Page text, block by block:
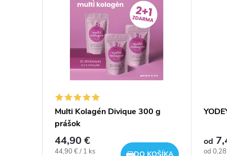
Multi Kolagén Divique 300 g
prášok
44,90 €
Jednotková
44,90 € / 1 ks
od
od